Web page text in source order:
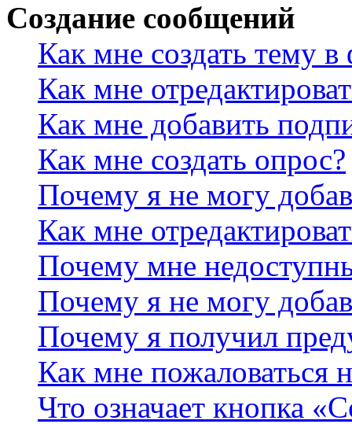
Создание сообщений
Как мне создать тему
Как мне
Как мне добавить
Как мне создать опрос?
Почему я не могу
Как мне
Почему мне
Почему я не могу
Почему я получил
Как мне пожаловаться
Что означает кнопка